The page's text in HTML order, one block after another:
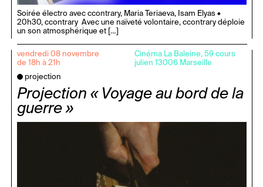
Soirée électro avec ccontrary, Maria Teriaeva, Isam Elyas •
20h30, ccontrary Avec une naïveté volontaire, ccontrary déploie
un son atmosphérique et […]
vendredi 08 novembre
de 18h à 21h
Cinéma La Baleine, 59 cours
julien 13006 Marseille
projection
Projection « Voyage au bord de la
guerre »